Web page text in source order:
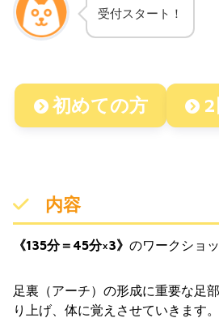
受付スタート！
初めての方
内容
《135分＝45分×3》 のワークショッ
足裏（アーチ）の形成に重要な足
り上げ、体に覚えさせていきます。